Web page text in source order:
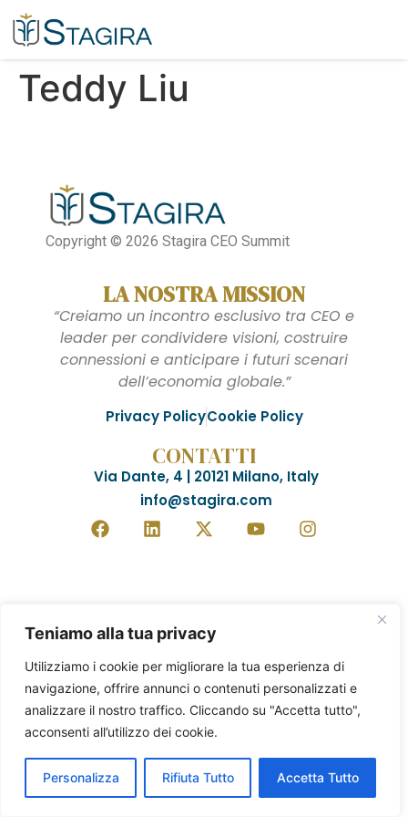
Teniamo alla tua privacy
Utilizziamo i cookie per migliorare la tua esperienza di
navigazione, offrire annunci o contenuti personalizzati e
analizzare il nostro traffico. Cliccando su "Accetta tutto",
acconsenti all’utilizzo dei cookie.
Personalizza Rifiuta Tutto Accetta Tutto
Teddy Liu​
Copyright © 2026 Stagira CEO Summit
LA NOSTRA MISSION
“Creiamo un incontro esclusivo tra CEO e
leader per condividere visioni, costruire
connessioni e anticipare i futuri scenari
dell’economia globale.”
Privacy PolicyCookie Policy
CONTATTI
Via Dante, 4 | 20121 Milano, Italy
info@stagira.com